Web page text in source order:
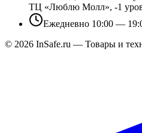
ТЦ «Люблю Молл», -1
Ежедневно 10:00 —
© 2026 InSafe.ru — Товары и